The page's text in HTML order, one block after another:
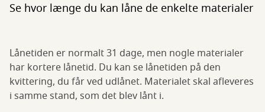
Se hvor længe du kan låne de enkelte materialer
Lånetiden er normalt 31 dage, men nogle materialer
har kortere lånetid. Du kan se lånetiden på den
kvittering, du får ved udlånet. Materialet skal afleveres
i samme stand, som det blev lånt i.